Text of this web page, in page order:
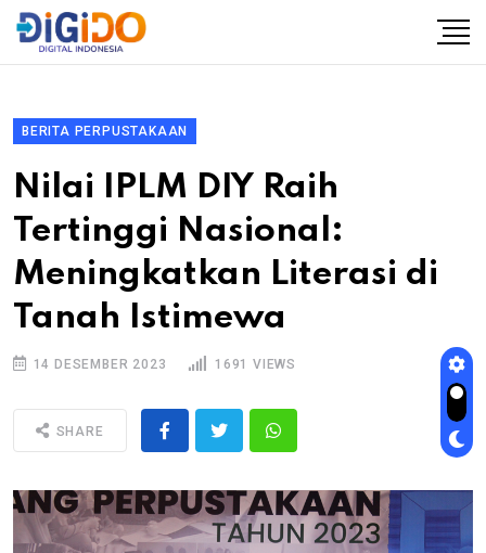
BERITA PERPUSTAKAAN
Nilai IPLM DIY Raih
Tertinggi Nasional:
Meningkatkan Literasi di
Tanah Istimewa
14 DESEMBER 2023 1691 VIEWS
SHARE